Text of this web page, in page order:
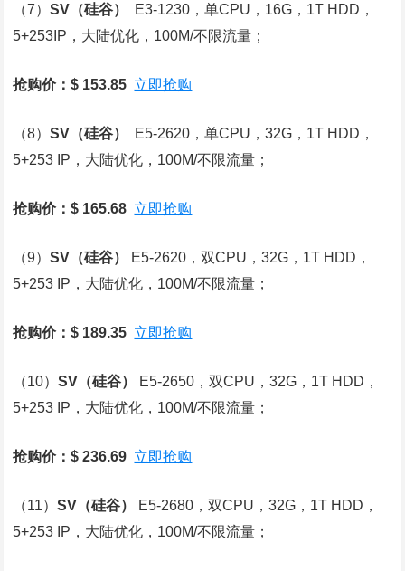
（7）SV （硅谷）
E3-1230，单CPU，16G，1T HDD，
5+253IP，大陆优化，100M/不限流量；
抢购价：$ 153.85 立即抢购
（8）SV （硅谷）
E5-2620，单CPU，32G，1T HDD，
5+253 IP，大陆优化，100M/不限流量；
抢购价：$ 165.68 立即抢购
（9）SV （硅谷）
E5-2620，双CPU，32G，1T HDD，
5+253 IP，大陆优化，100M/不限流量；
抢购价：$ 189.35 立即抢购
（10）SV （硅谷）
E5-2650，双CPU，32G，1T HDD，
5+253 IP，大陆优化，100M/不限流量；
抢购价：$ 236.69 立即抢购
（11）SV （硅谷）
E5-2680，双CPU，32G，1T HDD，
5+253 IP，大陆优化，100M/不限流量；